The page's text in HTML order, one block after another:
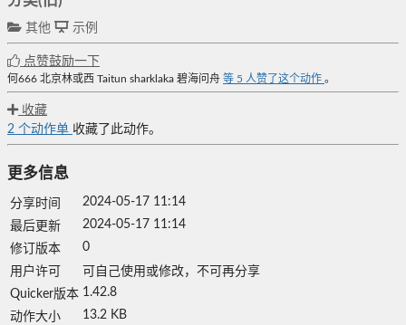
其他 示例
点赞鼓励一下
何666 北京林或西 Taitun sharklaka 碧海问舟 等 5 人赞了这个动作 。
收藏
2 个动作单 收藏了此动作。
更多信息
分享时间
2024-05-17 11:14
最后更新
2024-05-17 11:14
修订版本
0
用户许可
可自己使用或修改，不可再分享
Quicker版本 1.42.8
动作大小
13.2 KB